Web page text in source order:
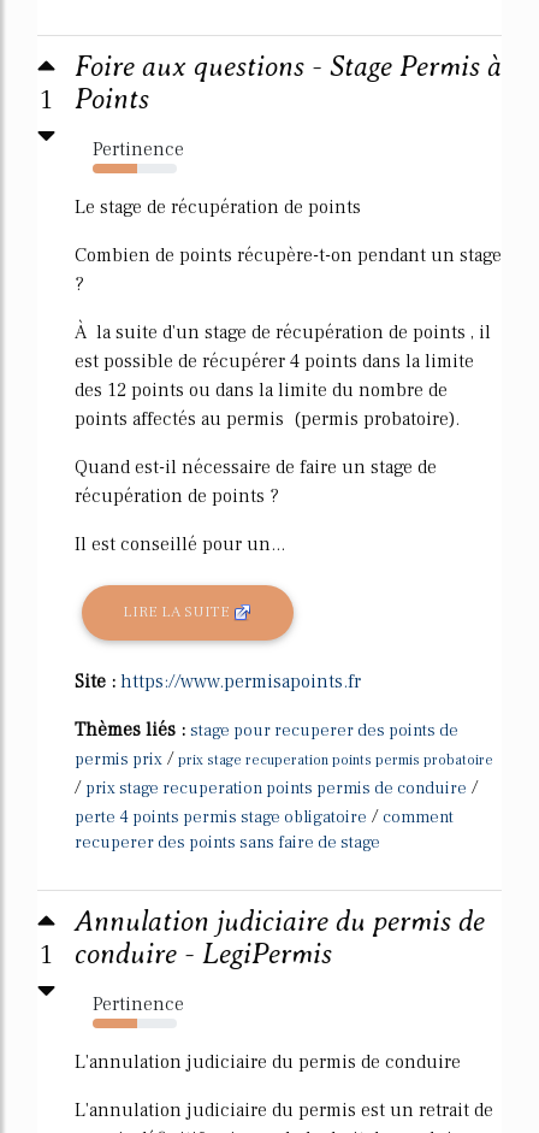
1
Foire aux questions - Stage Permis à
Points
Pertinence
53%
Le stage de récupération de points
Combien de points récupère-t-on pendant un stage
?
À la suite d'un stage de récupération de points , il
est possible de récupérer 4 points dans la limite
des 12 points ou dans la limite du nombre de
points affectés au permis (permis probatoire).
Quand est-il nécessaire de faire un stage de
récupération de points ?
Il est conseillé pour un...
LIRE LA SUITE
Site : https://www.permisapoints.fr
Thèmes liés : stage pour recuperer des points de
permis prix / prix stage recuperation points permis probatoire
/ prix stage recuperation points permis de conduire /
perte 4 points permis stage obligatoire / comment
recuperer des points sans faire de stage
1
Annulation judiciaire du permis de
conduire - LegiPermis
Pertinence
53%
L'annulation judiciaire du permis de conduire
L'annulation judiciaire du permis est un retrait de